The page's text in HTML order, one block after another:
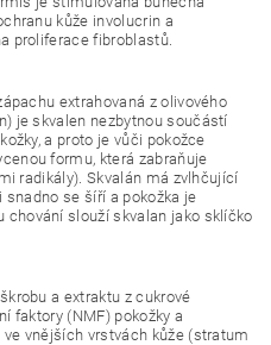
kůže involucrin a
proliferace fibroblastů.
extrahovaná z olivového
je skvalen nezbytnou součástí
a proto je vůči pokožce
formu, která zabraňuje
radikály). Skvalán má zvlhčující
se šíří a pokožka je
chování slouží skvalan jako sklíčko
a extraktu z cukrové
faktory (NMF) pokožky a
vnějších vrstvách kůže (stratum